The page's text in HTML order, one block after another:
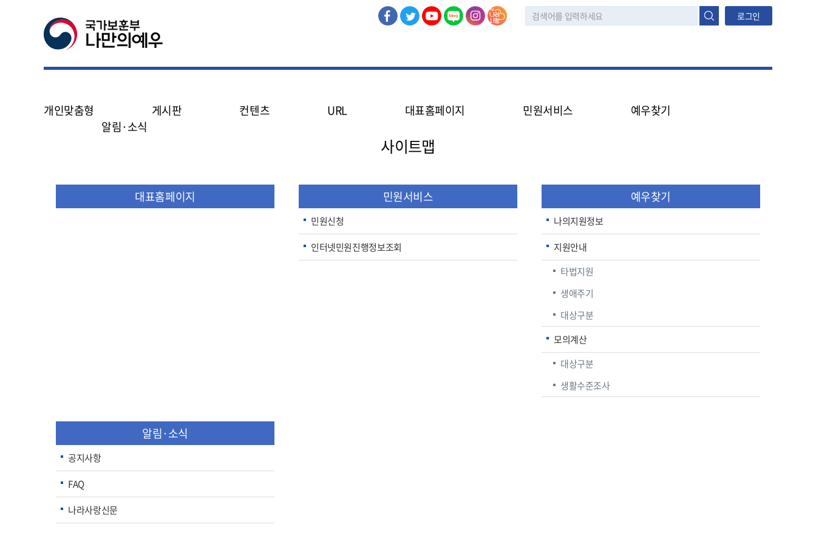
로그인
개인맞춤형 게시판 컨텐츠 URL 대표홈페이지 민원서비스 예우찾기
생애주기
대상구분
대상구분
알림·소식
사이트맵
대표홈페이지 민원서비스
민원신청
인터넷민원진행정보조회
예우찾기
나의지원정보
지원안내
타법지원
생애주기
대상구분
모의계산
대상구분
생활수준조사
알림·소식
공지사항
FAQ
나라사랑신문